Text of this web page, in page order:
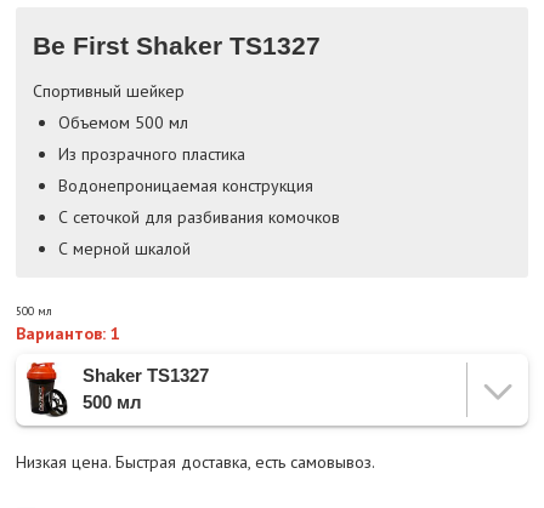
Be First Shaker TS1327
Спортивный шейкер
Объемом 500 мл
Из прозрачного пластика
Водонепроницаемая конструкция
С сеточкой для разбивания комочков
С мерной шкалой
500 мл
Вариантов: 1
Shaker TS1327
500 мл
Низкая цена. Быстрая доставка, есть самовывоз.